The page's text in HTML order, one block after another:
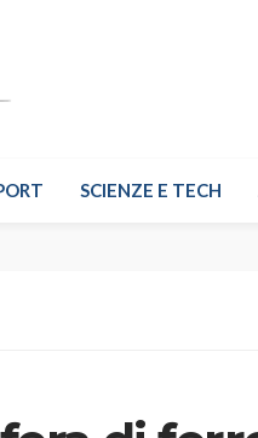
SCIENZE E TECH